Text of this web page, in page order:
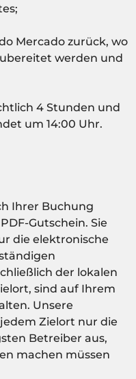
Mercado zurück, wo
werden und
4 Stunden und
um 14:00 Uhr.
Ihrer Buchung
Gutschein. Sie
die elektronische
der lokalen
sind auf Ihrem
Unsere
Zielort nur die
Betreiber aus,
machen müssen